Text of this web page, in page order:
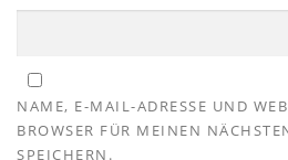
NAME, E-MAIL-ADRESSE UND
BROWSER FÜR MEINEN
SPEICHERN.